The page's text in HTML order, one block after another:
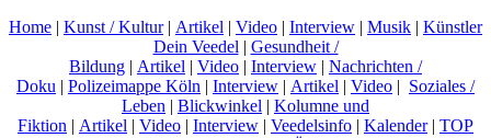
Home | Kunst / Kultur| Artikel | Video | Interview | Musik | Künstler
Dein Veedel | Gesundheit /
Bildung | Artikel | Video | Interview | Nachrichten /
Doku | Polizeimappe Köln | Interview | Artikel | Video | Soziales /
Leben | Blickwinkel | Kolumne und
Fiktion | Artikel | Video | Interview | Veedelsinfo | Kalender| TOP